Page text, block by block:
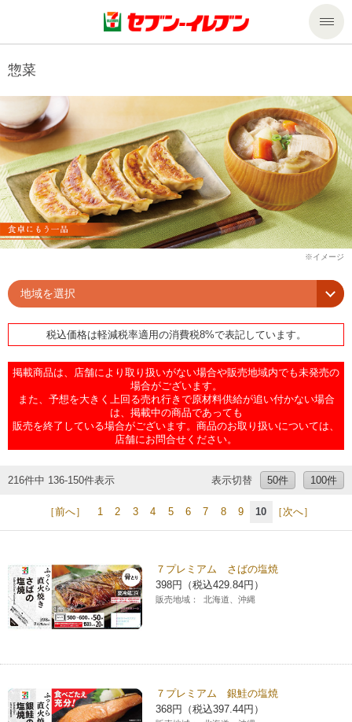
商品のご案内
商品のご案内トップ
今週の新商品
来週の新商品
商品カテゴリ一覧
セブンプレミアム
食の安全・安心への取組み
ギフト
プリペイドカード・金券
セール・キャンペーン
サービス
サービストップ
nanacoトップ
マルチコピー機でできること
マルチコピー機でできることトップ
コピー
プリント
ファクス
プリペイドサービス
便利なサービス
宅配便
切手・はがき・印紙
ご利用可能なお支払い方法
スマホプリペイド
チケットサービス
JTB
セブン‐イレブンでお受取り
企業情報
企業情報トップ
ニュースリリース
ごあいさつ
企業理念
会社概要
売上高、店舗数推移
私たちの取組み
サステナビリティ
サステナビリティトップ
セブン＆アイ・ホールディングスの重点課題
サステナビリティ活動基本方針
GREEN CHALLENGE 2050
サステナビリティニュース
報告書ライブラリー
加盟店オーナー募集 物件募集・購入
アルバイト情報
店舗検索
ネットショッピング
Language
English (Services)
中文[繁體字](服務)
한국어(서비스)
ภาษาไทย(บริการ)
惣菜
地域を選択
税込価格は軽減税率適用の消費税8%で表記しています。
掲載商品は、店舗により取り扱いがない場合や販売地域内でも未発売の
場合がございます。
また、予想を大きく上回る売れ行きで原材料供給が追い付かない場合
は、掲載中の商品であっても
販売を終了している場合がございます。商品のお取り扱いについては、
店舗にお問合せください。
216件中 136-150件表示 表示切替 50件 100件
［前へ］ 1 2 3 4 5 6 7 8 9 10 ［次へ］
７プレミアム さばの塩焼
398円（税込429.84円）
販売地域： 北海道、沖縄
７プレミアム 銀鮭の塩焼
368円（税込397.44円）